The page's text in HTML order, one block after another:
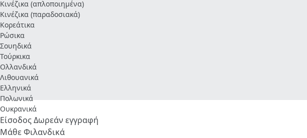
Κινέζικα (απλοποιημένα)
Κινέζικα (παραδοσιακά)
Κορεάτικα
Ρώσικα
Σουηδικά
Τούρκικα
Ολλανδικά
Λιθουανικά
Ελληνικά
Πολωνικά
Ουκρανικά
ΕίσοδοςΔωρεάν εγγραφή
Μάθε Φιλανδικά